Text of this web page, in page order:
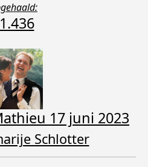
17 juni 2023
Schlotter